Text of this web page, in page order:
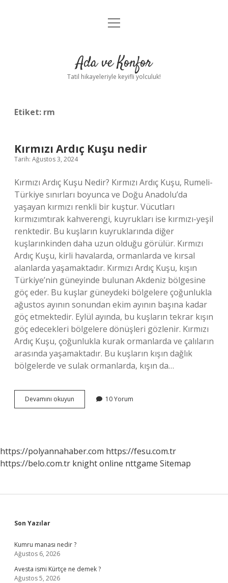
Anasayfa
Yasal Uyarı
menüyü
Ada ve Konfor
Tatil hikayeleriyle keyifli yolculuk!
Etiket: rm
Kırmızı Ardıç Kuşu nedir
Tarih: Ağustos 3, 2024
Kırmızı Ardıç Kuşu Nedir? Kırmızı Ardıç Kuşu, Rumeli-
Türkiye sınırları boyunca ve Doğu Anadolu’da
yaşayan kırmızı renkli bir kuştur. Vücutları
kırmızımtırak kahverengi, kuyrukları ise kırmızı-yeşil
renktedir. Bu kuşların kuyruklarında diğer
kuşlarınkinden daha uzun olduğu görülür. Kırmızı
Ardıç Kuşu, kirli havalarda, ormanlarda ve kırsal
alanlarda yaşamaktadır. Kırmızı Ardıç Kuşu, kışın
Türkiye’nin güneyinde bulunan Akdeniz bölgesine
göç eder. Bu kuşlar güneydeki bölgelere çoğunlukla
ağustos ayının sonundan ekim ayının başına kadar
göç etmektedir. Eylül ayında, bu kuşların tekrar kışın
göç edecekleri bölgelere dönüşleri gözlenir. Kırmızı
Ardıç Kuşu, çoğunlukla kurak ormanlarda ve çalıların
arasında yaşamaktadır. Bu kuşların kışın dağlık
bölgelerde ve sulak ormanlarda, kışın da…
Devamını okuyun
Ardıç
10 Yorum
https://polyannahaber.com https://fesu.com.tr
https://belo.com.tr knight online nttgame Sitemap
Sidebar
Son Yazılar
Kumru manası nedir ?
Ağustos 6, 2026
Avesta ismi Kürtçe ne demek ?
Ağustos 5, 2026